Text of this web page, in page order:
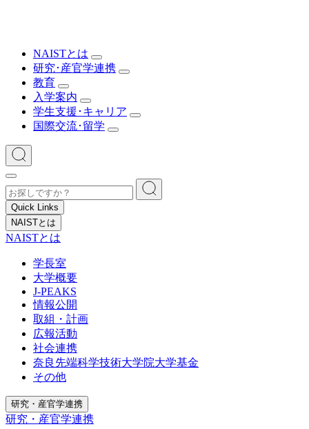
NAISTとは
研究･産官学連携
教育
入学案内
学生支援･キャリア
国際交流･留学
Quick Links
NAISTとは
NAISTとは
学長室
大学概要
J-PEAKS
情報公開
取組・計画
広報活動
社会連携
奈良先端科学技術大学院大学基金
その他
研究・産官学連携
研究・産官学連携